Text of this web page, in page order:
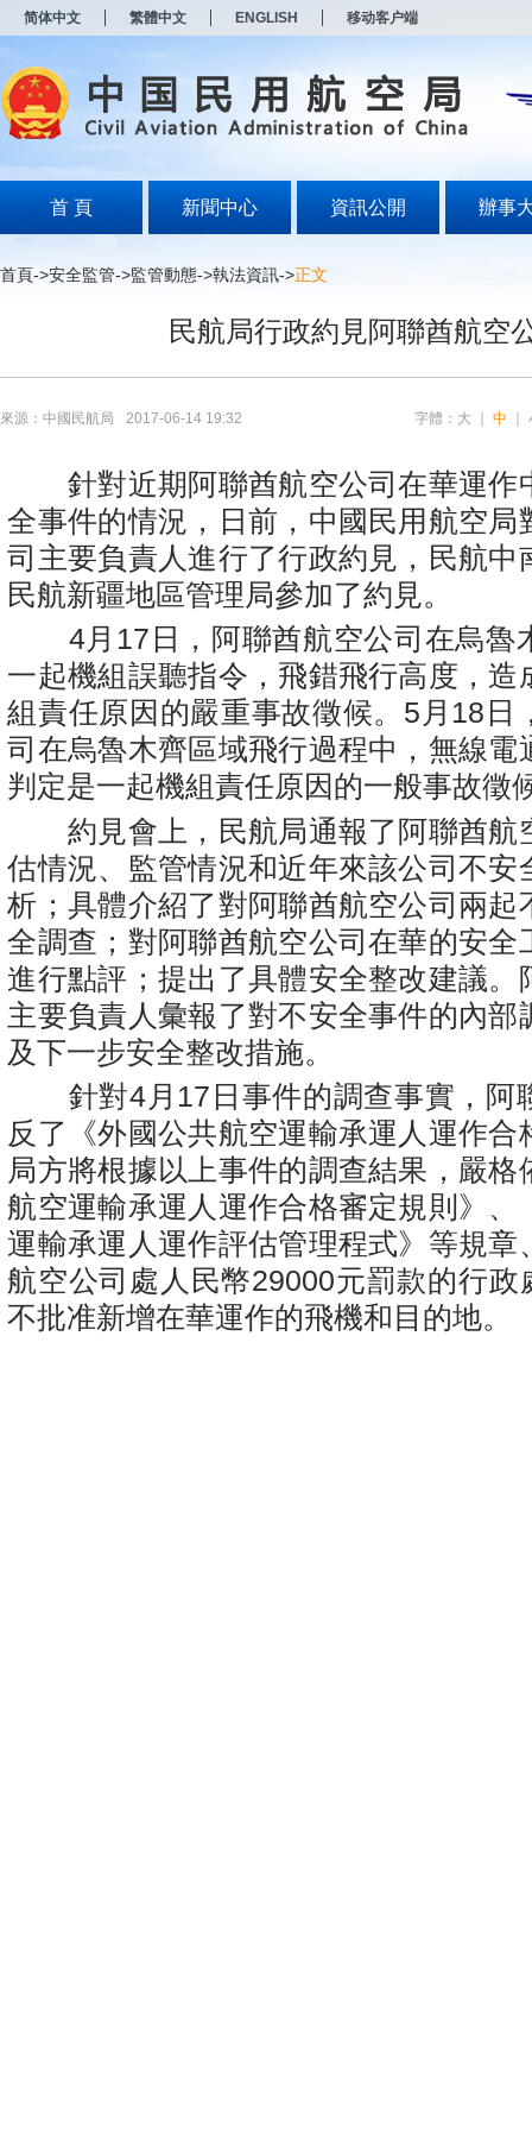
简体中文 繁體中文 ENGLISH 移动客户端
首 頁 新聞中心 資訊公開 辦事
首頁->安全監管->監管動態->執法資訊->正文
民航局行政約見阿聯酋航空
來源：中國民航局 2017-06-14 19:32 字體： 大 中
針對近期阿聯酋航空公司在華運作
全事件的情況，日前，中國民用航空局
司主要負責人進行了行政約見，民航中
民航新疆地區管理局參加了約見。
4月17日，阿聯酋航空公司在烏魯
一起機組誤聽指令，飛錯飛行高度，造
組責任原因的嚴重事故徵候。5月18日
司在烏魯木齊區域飛行過程中，無線電
判定是一起機組責任原因的一般事故徵
約見會上，民航局通報了阿聯酋航
估情況、監管情況和近年來該公司不安
析；具體介紹了對阿聯酋航空公司兩起
全調查；對阿聯酋航空公司在華的安全
進行點評；提出了具體安全整改建議。
主要負責人彙報了對不安全事件的內部
及下一步安全整改措施。
針對4月17日事件的調查事實，阿
反了《外國公共航空運輸承運人運作合
局方將根據以上事件的調查結果，嚴格
航空運輸承運人運作合格審定規則》、
運輸承運人運作評估管理程式》等規章
航空公司處人民幣29000元罰款的行政
不批准新增在華運作的飛機和目的地。
打
开
无
障
说
按
Alt
开